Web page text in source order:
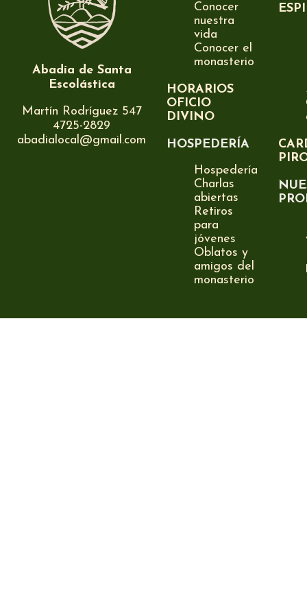
Abadía de Santa
Escolástica
Martín Rodríguez 547
4725-2829
abadialocal@gmail.com
Conocer
nuestra
vida
Conocer el
monasterio
HORARIOS
OFICIO
DIVINO
HOSPEDERÍA
Hospedería
Charlas
abiertas
Retiros
para
jóvenes
Oblatos y
amigos del
monasterio